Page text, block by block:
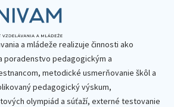
a mládeže realizuje činnosti ako
poradenstvo pedagogickým a
metodické usmerňovanie škôl a
pedagogický výskum,
olympiád a súťaží, externé testovanie